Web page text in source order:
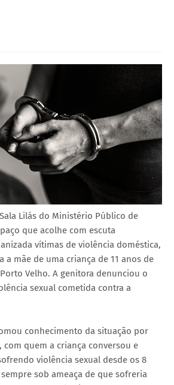
Lilás do Ministério Público de
que acolhe com escuta
vítimas de violência doméstica,
a mãe de uma criança de 11 anos de
Velho. A genitora denunciou o
sexual cometida contra a
conhecimento da situação por
quem a criança conversou e
violência sexual desde os 8
sob ameaça de que sofreria